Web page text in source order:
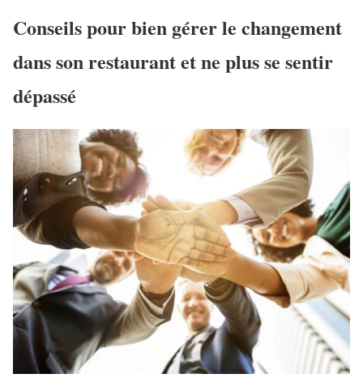
Conseils pour bien gérer le changement
dans son restaurant et ne plus se sentir
dépassé